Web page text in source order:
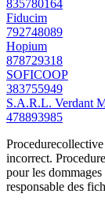
835780164
Fiducim
792748089
Hopium
878729318
SOFICOOP
383755949
S.A.R.L. Verdant
478893985
incorrect.
pour les
responsable des